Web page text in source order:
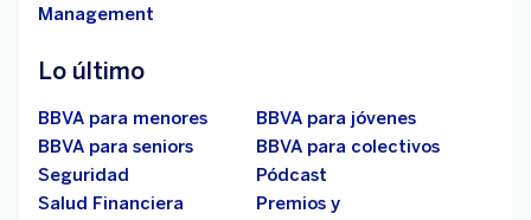
Management
Lo último
BBVA para menores
BBVA para jóvenes
BBVA para seniors
BBVA para colectivos
Seguridad
Pódcast
Salud Financiera
Premios y